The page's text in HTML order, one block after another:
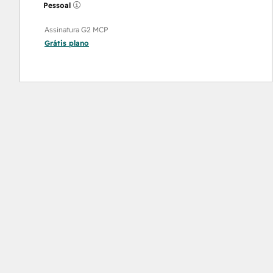
Pessoal
Assinatura G2 MCP
Grátis plano